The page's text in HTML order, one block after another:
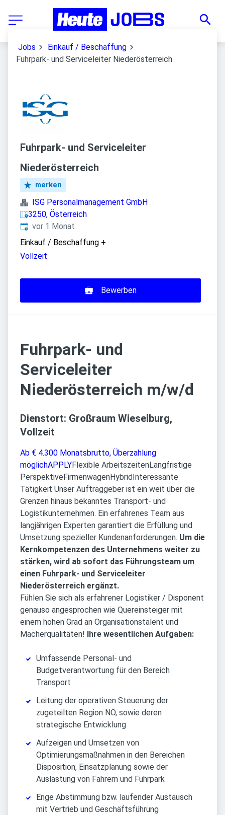
Jobs
Einkauf / Beschaffung
Fuhrpark- und Serviceleiter Niederösterreich
Fuhrpark- und Serviceleiter
Niederösterreich
merken
ISG Personalmanagement GmbH
3250, Österreich
Veröffentlicht:
vor 1 Monat
Einkauf / Beschaffung +
Vollzeit
Bewerben
Fuhrpark- und
Serviceleiter
Niederösterreich m/w/d
Dienstort: Großraum Wieselburg,
Vollzeit
Ab € 4.300 Monatsbrutto, Überzahlung
möglichAPPLYFlexible ArbeitszeitenLangfristige
Perspektive FirmenwagenHybrid Interessante
Tätigkeit Unser Auftraggeber ist ein weit über die
Grenzen hinaus bekanntes Transport- und
Logistikunternehmen. Ein erfahrenes Team aus
langjährigen Experten garantiert die Erfüllung und
Umsetzung spezieller Kundenanforderungen. Um die
Kernkompetenzen des Unternehmens weiter zu
stärken, wird ab sofort das Führungsteam um
einen Fuhrpark- und Serviceleiter
Niederösterreich ergänzt.
Fühlen Sie sich als erfahrener Logistiker / Disponent
genauso angesprochen wie Quereinsteiger mit
einem hohen Grad an Organisationstalent und
Macherqualitäten!
Ihre wesentlichen Aufgaben:
Umfassende Personal- und
Budgetverantwortung für den Bereich
Transport
Leitung der operativen Steuerung der
zugeteilten Region NÖ, sowie deren
strategische Entwicklung
Aufzeigen und Umsetzen von
Optimierungsmaßnahmen in den Bereichen
Disposition, Einsatzplanung sowie der
Auslastung von Fahrern und Fuhrpark
Enge Abstimmung bzw. laufender Austausch
mit Vertrieb und Geschäftsführung